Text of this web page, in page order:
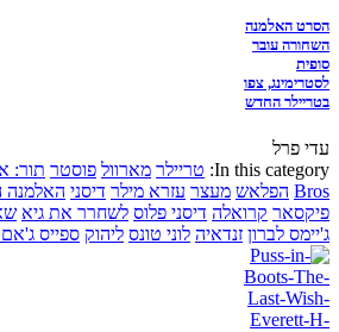
הסרט האלמנה
השחורה עובר
סופית
לסטרימינג, צפו
בטריילר החדש
עדי פרל
In this category: טריילר מארוול פוסטר תור:
Bros הפלאש מעצר עזרא מילר דיסני האלמנה
פיקסאר קרואלה דיסני פלוס לשחרר את גיא
ג'יימס לברון זנדאיה לוני טונס ליהוק ספייס ג'אם 2